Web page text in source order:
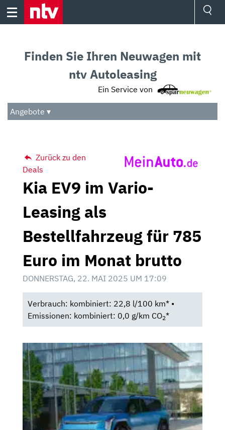
Skip
Audio
Das Beste
Finden Sie Ihren Neuwagen mit
ntv Autoleasing
Ein Service von
Angebote ▾
Zurück zu den
Deals
Kia EV9 im Vario-
Leasing als
Bestellfahrzeug für 785
Euro im Monat brutto
DONNERSTAG, 22. MAI 2025 UM 17:09
Verbrauch: kombiniert: 22,8 l/100 km* •
Emissionen: kombiniert: 0,0 g/km CO2*